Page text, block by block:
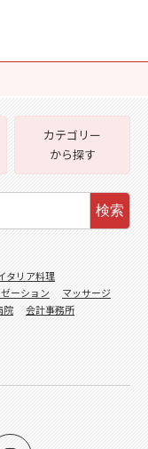
カテゴリー
から探す
検索
タリア料理
ーション
マッサージ
院
会計事務所